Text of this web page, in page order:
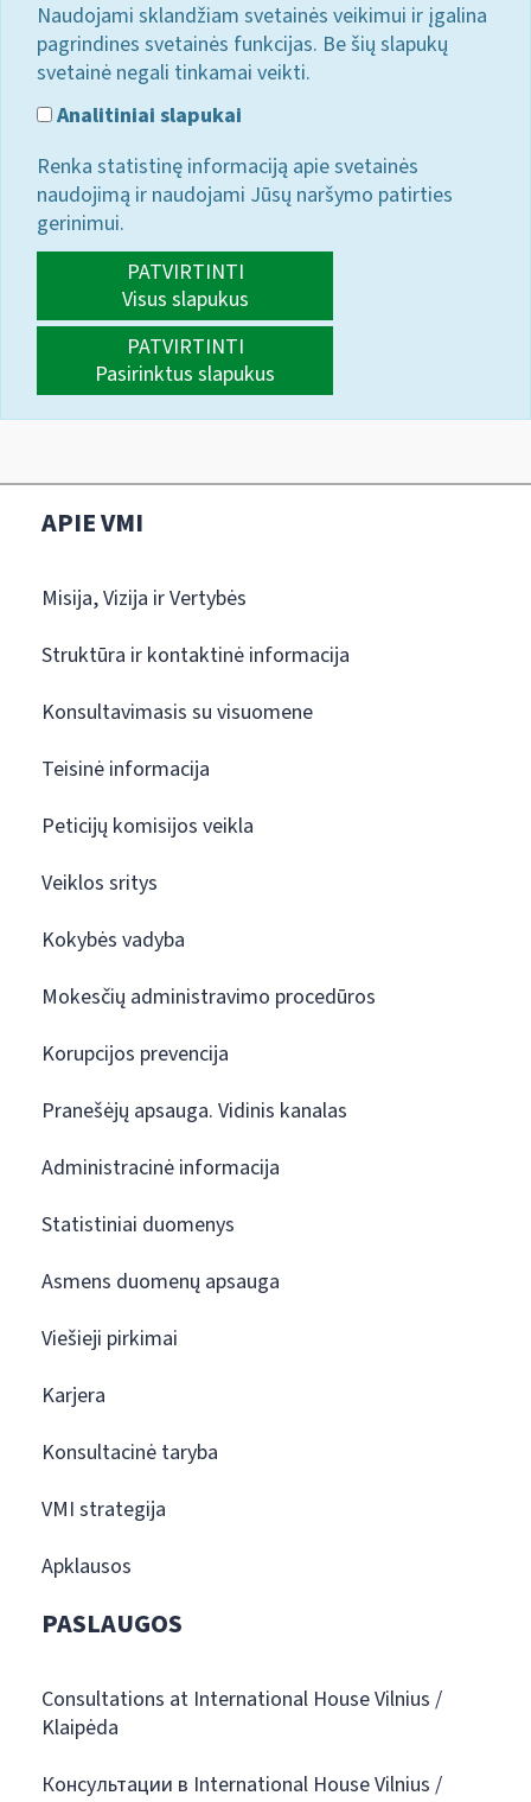
Naudojami sklandžiam svetainės veikimui ir įgalina
pagrindines svetainės funkcijas. Be šių slapukų
svetainė negali tinkamai veikti.
Analitiniai slapukai
Renka statistinę informaciją apie svetainės
naudojimą ir naudojami Jūsų naršymo patirties
gerinimui.
PATVIRTINTI
Visus slapukus
PATVIRTINTI
Pasirinktus slapukus
APIE VMI
Misija, Vizija ir Vertybės
Struktūra ir kontaktinė informacija
Konsultavimasis su visuomene
Teisinė informacija
Peticijų komisijos veikla
Veiklos sritys
Kokybės vadyba
Mokesčių administravimo procedūros
Korupcijos prevencija
Pranešėjų apsauga. Vidinis kanalas
Administracinė informacija
Statistiniai duomenys
Asmens duomenų apsauga
Viešieji pirkimai
Karjera
Konsultacinė taryba
VMI strategija
Apklausos
PASLAUGOS
Consultations at International House Vilnius /
Klaipėda
Консультации в International House Vilnius /